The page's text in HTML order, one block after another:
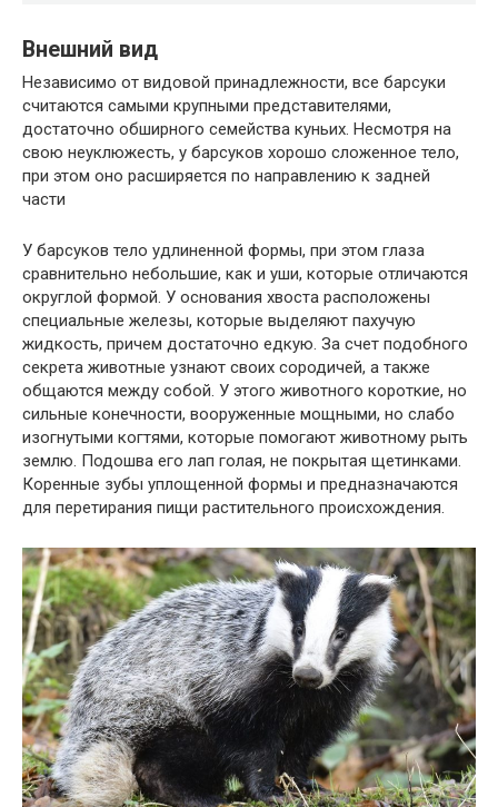
Внешний вид
Независимо от видовой принадлежности, все барсуки
считаются самыми крупными представителями,
достаточно обширного семейства куньих. Несмотря на
свою неуклюжесть, у барсуков хорошо сложенное тело,
при этом оно расширяется по направлению к задней
части
У барсуков тело удлиненной формы, при этом глаза
сравнительно небольшие, как и уши, которые отличаются
округлой формой. У основания хвоста расположены
специальные железы, которые выделяют пахучую
жидкость, причем достаточно едкую. За счет подобного
секрета животные узнают своих сородичей, а также
общаются между собой. У этого животного короткие, но
сильные конечности, вооруженные мощными, но слабо
изогнутыми когтями, которые помогают животному рыть
землю. Подошва его лап голая, не покрытая щетинками.
Коренные зубы уплощенной формы и предназначаются
для перетирания пищи растительного происхождения.